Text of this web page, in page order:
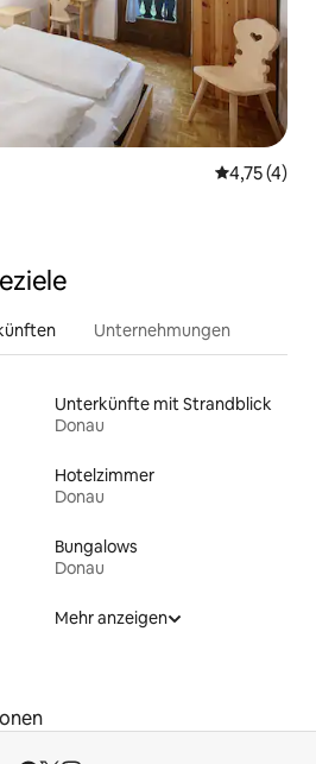
4,75 (4)
Unternehmungen
Unterkünfte mit Strandblick
Donau
Hotelzimmer
Donau
Bungalows
Donau
Mehr anzeigen